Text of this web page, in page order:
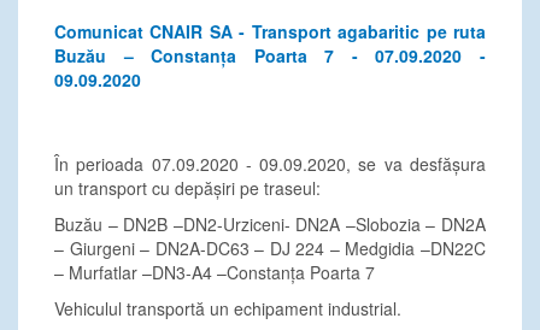
Comunicat CNAIR SA - Transport agabaritic pe ruta
Buzău – Constanța Poarta 7 - 07.09.2020 -
09.09.2020
În perioada 07.09.2020 - 09.09.2020, se va desfășura
un transport cu depășiri pe traseul:
Buzău – DN2B –DN2-Urziceni- DN2A –Slobozia – DN2A
– Giurgeni – DN2A-DC63 – DJ 224 – Medgidia –DN22C
– Murfatlar –DN3-A4 –Constanța Poarta 7
Vehiculul transportă un echipament industrial.